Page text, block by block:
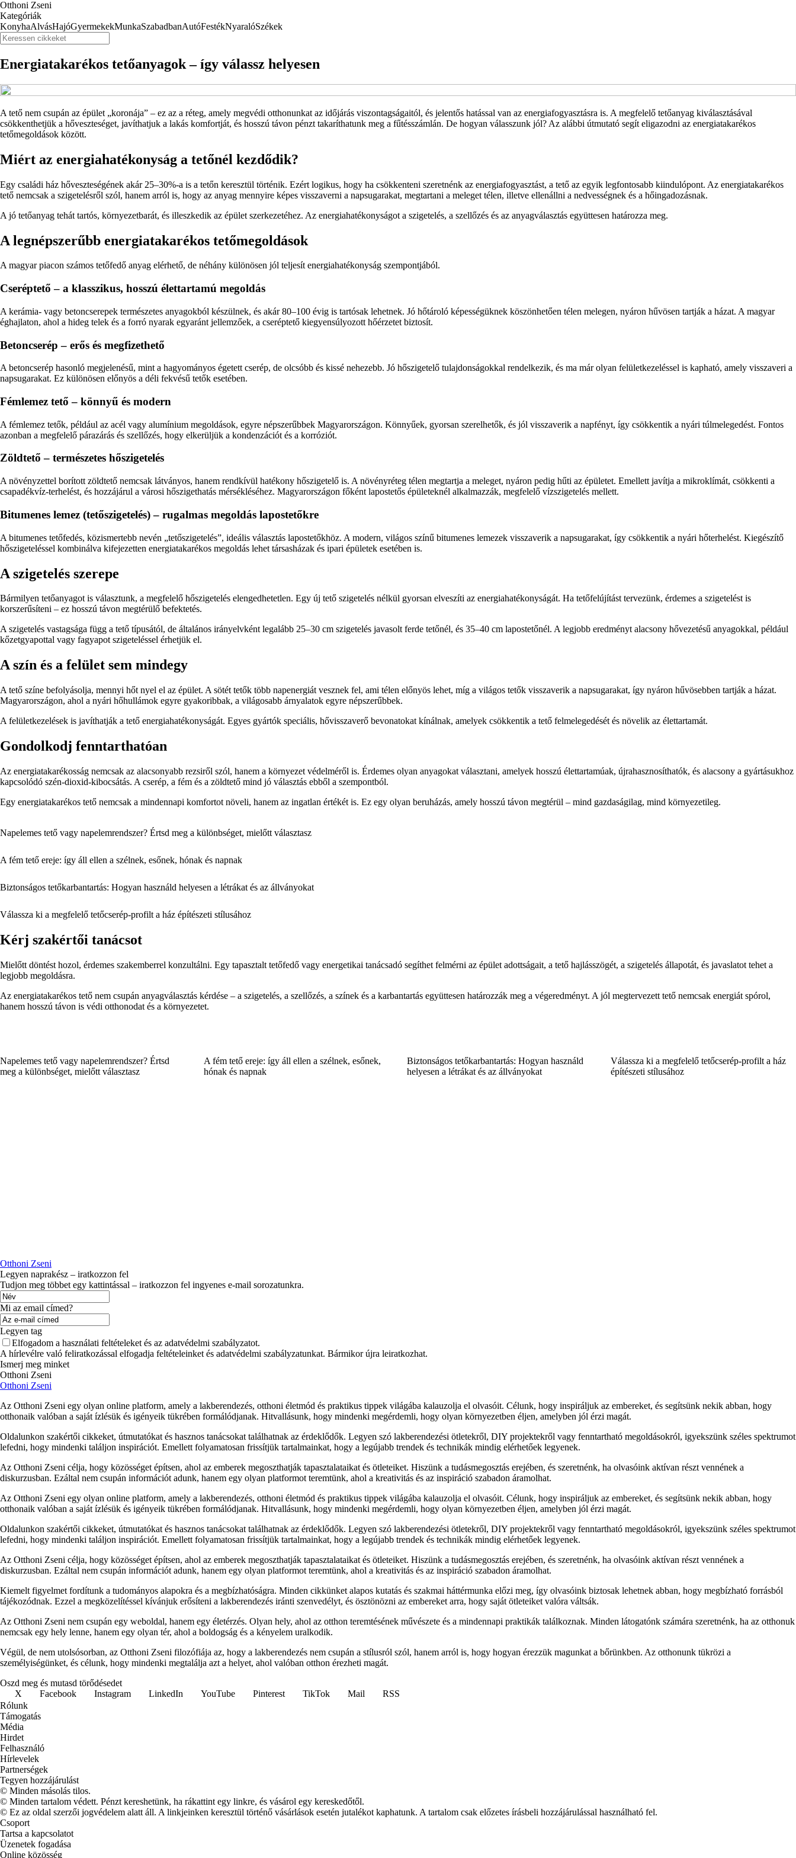
Otthoni Zseni
Kategóriák
KonyhaAlvásHajóGyermekekMunkaSzabadbanAutóFestékNyaralóSzékek
Energiatakarékos tetőanyagok – így válassz helyesen
A tető nem csupán az épület „koronája” – ez az a réteg, amely megvédi otthonunkat az időjárás viszontagságaitól, és jelentős hatással van az energiafogyasztásra is. A megfelelő tetőanyag kiválasztásával
csökkenthetjük a hőveszteséget, javíthatjuk a lakás komfortját, és hosszú távon pénzt takaríthatunk meg a fűtésszámlán. De hogyan válasszunk jól? Az alábbi útmutató segít eligazodni az energiatakarékos
tetőmegoldások között.
Miért az energiahatékonyság a tetőnél kezdődik?
Egy családi ház hőveszteségének akár 25–30%-a is a tetőn keresztül történik. Ezért logikus, hogy ha csökkenteni szeretnénk az energiafogyasztást, a tető az egyik legfontosabb kiindulópont. Az energiatakarékos
tető nemcsak a szigetelésről szól, hanem arról is, hogy az anyag mennyire képes visszaverni a napsugarakat, megtartani a meleget télen, illetve ellenállni a nedvességnek és a hőingadozásnak.
A jó tetőanyag tehát tartós, környezetbarát, és illeszkedik az épület szerkezetéhez. Az energiahatékonyságot a szigetelés, a szellőzés és az anyagválasztás együttesen határozza meg.
A legnépszerűbb energiatakarékos tetőmegoldások
A magyar piacon számos tetőfedő anyag elérhető, de néhány különösen jól teljesít energiahatékonyság szempontjából.
Cseréptető – a klasszikus, hosszú élettartamú megoldás
A kerámia- vagy betoncserepek természetes anyagokból készülnek, és akár 80–100 évig is tartósak lehetnek. Jó hőtároló képességüknek köszönhetően télen melegen, nyáron hűvösen tartják a házat. A magyar
éghajlaton, ahol a hideg telek és a forró nyarak egyaránt jellemzőek, a cseréptető kiegyensúlyozott hőérzetet biztosít.
Betoncserép – erős és megfizethető
A betoncserép hasonló megjelenésű, mint a hagyományos égetett cserép, de olcsóbb és kissé nehezebb. Jó hőszigetelő tulajdonságokkal rendelkezik, és ma már olyan felületkezeléssel is kapható, amely visszaveri a
napsugarakat. Ez különösen előnyös a déli fekvésű tetők esetében.
Fémlemez tető – könnyű és modern
A fémlemez tetők, például az acél vagy alumínium megoldások, egyre népszerűbbek Magyarországon. Könnyűek, gyorsan szerelhetők, és jól visszaverik a napfényt, így csökkentik a nyári túlmelegedést. Fontos
azonban a megfelelő párazárás és szellőzés, hogy elkerüljük a kondenzációt és a korróziót.
Zöldtető – természetes hőszigetelés
A növényzettel borított zöldtető nemcsak látványos, hanem rendkívül hatékony hőszigetelő is. A növényréteg télen megtartja a meleget, nyáron pedig hűti az épületet. Emellett javítja a mikroklímát, csökkenti a
csapadékvíz-terhelést, és hozzájárul a városi hőszigethatás mérsékléséhez. Magyarországon főként lapostetős épületeknél alkalmazzák, megfelelő vízszigetelés mellett.
Bitumenes lemez (tetőszigetelés) – rugalmas megoldás lapostetőkre
A bitumenes tetőfedés, közismertebb nevén „tetőszigetelés”, ideális választás lapostetőkhöz. A modern, világos színű bitumenes lemezek visszaverik a napsugarakat, így csökkentik a nyári hőterhelést. Kiegészítő
hőszigeteléssel kombinálva kifejezetten energiatakarékos megoldás lehet társasházak és ipari épületek esetében is.
A szigetelés szerepe
Bármilyen tetőanyagot is választunk, a megfelelő hőszigetelés elengedhetetlen. Egy új tető szigetelés nélkül gyorsan elveszíti az energiahatékonyságát. Ha tetőfelújítást tervezünk, érdemes a szigetelést is
korszerűsíteni – ez hosszú távon megtérülő befektetés.
A szigetelés vastagsága függ a tető típusától, de általános irányelvként legalább 25–30 cm szigetelés javasolt ferde tetőnél, és 35–40 cm lapostetőnél. A legjobb eredményt alacsony hővezetésű anyagokkal, például
kőzetgyapottal vagy fagyapot szigeteléssel érhetjük el.
A szín és a felület sem mindegy
A tető színe befolyásolja, mennyi hőt nyel el az épület. A sötét tetők több napenergiát vesznek fel, ami télen előnyös lehet, míg a világos tetők visszaverik a napsugarakat, így nyáron hűvösebben tartják a házat.
Magyarországon, ahol a nyári hőhullámok egyre gyakoribbak, a világosabb árnyalatok egyre népszerűbbek.
A felületkezelések is javíthatják a tető energiahatékonyságát. Egyes gyártók speciális, hővisszaverő bevonatokat kínálnak, amelyek csökkentik a tető felmelegedését és növelik az élettartamát.
Gondolkodj fenntarthatóan
Az energiatakarékosság nemcsak az alacsonyabb rezsiről szól, hanem a környezet védelméről is. Érdemes olyan anyagokat választani, amelyek hosszú élettartamúak, újrahasznosíthatók, és alacsony a gyártásukhoz
kapcsolódó szén-dioxid-kibocsátás. A cserép, a fém és a zöldtető mind jó választás ebből a szempontból.
Egy energiatakarékos tető nemcsak a mindennapi komfortot növeli, hanem az ingatlan értékét is. Ez egy olyan beruházás, amely hosszú távon megtérül – mind gazdaságilag, mind környezetileg.
Napelemes tető vagy napelemrendszer? Értsd meg a különbséget, mielőtt választasz
A fém tető ereje: így áll ellen a szélnek, esőnek, hónak és napnak
Biztonságos tetőkarbantartás: Hogyan használd helyesen a létrákat és az állványokat
Válassza ki a megfelelő tetőcserép-profilt a ház építészeti stílusához
Kérj szakértői tanácsot
Mielőtt döntést hozol, érdemes szakemberrel konzultálni. Egy tapasztalt tetőfedő vagy energetikai tanácsadó segíthet felmérni az épület adottságait, a tető hajlásszögét, a szigetelés állapotát, és javaslatot tehet a
legjobb megoldásra.
Az energiatakarékos tető nem csupán anyagválasztás kérdése – a szigetelés, a szellőzés, a színek és a karbantartás együttesen határozzák meg a végeredményt. A jól megtervezett tető nemcsak energiát spórol,
hanem hosszú távon is védi otthonodat és a környezetet.
Napelemes tető vagy napelemrendszer? Értsd
meg a különbséget, mielőtt választasz
A fém tető ereje: így áll ellen a szélnek, esőnek,
hónak és napnak
Biztonságos tetőkarbantartás: Hogyan használd
helyesen a létrákat és az állványokat
Válassza ki a megfelelő tetőcserép-profilt a ház
építészeti stílusához
Otthoni Zseni
Legyen naprakész – iratkozzon fel
Tudjon meg többet egy kattintással – iratkozzon fel ingyenes e-mail sorozatunkra.
Mi az email címed?
Legyen tag
Elfogadom a használati feltételeket és az adatvédelmi szabályzatot.
A hírlevélre való feliratkozással elfogadja feltételeinket és adatvédelmi szabályzatunkat. Bármikor újra leiratkozhat.
Ismerj meg minket
Otthoni Zseni
Otthoni Zseni
Az Otthoni Zseni egy olyan online platform, amely a lakberendezés, otthoni életmód és praktikus tippek világába kalauzolja el olvasóit. Célunk, hogy inspiráljuk az embereket, és segítsünk nekik abban, hogy
otthonaik valóban a saját ízlésük és igényeik tükrében formálódjanak. Hitvallásunk, hogy mindenki megérdemli, hogy olyan környezetben éljen, amelyben jól érzi magát.
Oldalunkon szakértői cikkeket, útmutatókat és hasznos tanácsokat találhatnak az érdeklődők. Legyen szó lakberendezési ötletekről, DIY projektekről vagy fenntartható megoldásokról, igyekszünk széles spektrumot
lefedni, hogy mindenki találjon inspirációt. Emellett folyamatosan frissítjük tartalmainkat, hogy a legújabb trendek és technikák mindig elérhetőek legyenek.
Az Otthoni Zseni célja, hogy közösséget építsen, ahol az emberek megoszthatják tapasztalataikat és ötleteiket. Hiszünk a tudásmegosztás erejében, és szeretnénk, ha olvasóink aktívan részt vennének a
diskurzusban. Ezáltal nem csupán információt adunk, hanem egy olyan platformot teremtünk, ahol a kreativitás és az inspiráció szabadon áramolhat.
Az Otthoni Zseni egy olyan online platform, amely a lakberendezés, otthoni életmód és praktikus tippek világába kalauzolja el olvasóit. Célunk, hogy inspiráljuk az embereket, és segítsünk nekik abban, hogy
otthonaik valóban a saját ízlésük és igényeik tükrében formálódjanak. Hitvallásunk, hogy mindenki megérdemli, hogy olyan környezetben éljen, amelyben jól érzi magát.
Oldalunkon szakértői cikkeket, útmutatókat és hasznos tanácsokat találhatnak az érdeklődők. Legyen szó lakberendezési ötletekről, DIY projektekről vagy fenntartható megoldásokról, igyekszünk széles spektrumot
lefedni, hogy mindenki találjon inspirációt. Emellett folyamatosan frissítjük tartalmainkat, hogy a legújabb trendek és technikák mindig elérhetőek legyenek.
Az Otthoni Zseni célja, hogy közösséget építsen, ahol az emberek megoszthatják tapasztalataikat és ötleteiket. Hiszünk a tudásmegosztás erejében, és szeretnénk, ha olvasóink aktívan részt vennének a
diskurzusban. Ezáltal nem csupán információt adunk, hanem egy olyan platformot teremtünk, ahol a kreativitás és az inspiráció szabadon áramolhat.
Kiemelt figyelmet fordítunk a tudományos alapokra és a megbízhatóságra. Minden cikkünket alapos kutatás és szakmai háttérmunka előzi meg, így olvasóink biztosak lehetnek abban, hogy megbízható forrásból
tájékozódnak. Ezzel a megközelítéssel kívánjuk erősíteni a lakberendezés iránti szenvedélyt, és ösztönözni az embereket arra, hogy saját ötleteiket valóra váltsák.
Az Otthoni Zseni nem csupán egy weboldal, hanem egy életérzés. Olyan hely, ahol az otthon teremtésének művészete és a mindennapi praktikák találkoznak. Minden látogatónk számára szeretnénk, ha az otthonuk
nemcsak egy hely lenne, hanem egy olyan tér, ahol a boldogság és a kényelem uralkodik.
Végül, de nem utolsósorban, az Otthoni Zseni filozófiája az, hogy a lakberendezés nem csupán a stílusról szól, hanem arról is, hogy hogyan érezzük magunkat a bőrünkben. Az otthonunk tükrözi a
személyiségünket, és célunk, hogy mindenki megtalálja azt a helyet, ahol valóban otthon érezheti magát.
Oszd meg és mutasd törődésedet
X
Facebook Instagram LinkedIn YouTube Pinterest TikTok Mail
RSS
Rólunk
Támogatás
Média
Hirdet
Felhasználó
Hírlevelek
Partnerségek
Tegyen hozzájárulást
© Minden másolás tilos.
© Minden tartalom védett. Pénzt kereshetünk, ha rákattint egy linkre, és vásárol egy kereskedőtől.
© Ez az oldal szerzői jogvédelem alatt áll. A linkjeinken keresztül történő vásárlások esetén jutalékot kaphatunk. A tartalom csak előzetes írásbeli hozzájárulással használható fel.
Csoport
Tartsa a kapcsolatot
Üzenetek fogadása
Online közösség